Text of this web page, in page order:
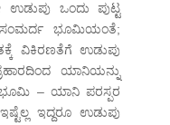
ಉಡುಪು ಒಂದು ಪುಟ್ಟ
ಭೂಮಿಯಂತೆ;
ವಿಕಿರಣತೆಗೆ ಉಡುಪು
ಯಾನಿಯನ್ನು
ಭೂಮಿ – ಯಾನಿ ಪರಸ್ಪರ
ಇದ್ದರೂ ಉಡುಪು